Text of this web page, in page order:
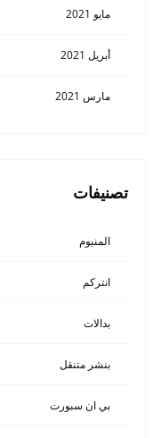
مايو 2021
أبريل 2021
مارس 2021
تصنيفات
المنيوم
انتركم
بدالات
بنشر متنقل
بي ان سبورت